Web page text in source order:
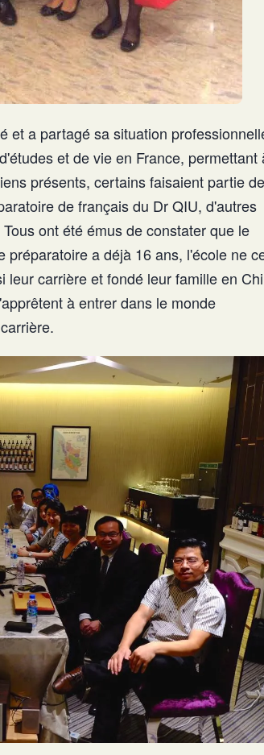
et a partagé sa situation
et de vie en France, permettant
présents, certains faisaient partie
de français du Dr QIU, d'autres
ont été émus de constater que le
a déjà 16 ans, l'école ne
carrière et fondé leur famille en
à entrer dans le monde